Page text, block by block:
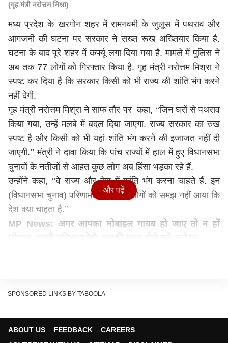
(गृह मंत्री नरोत्तम मिश्रा)
मध्य प्रदेश के खरगोन शहर में रामनवमी के जुलूस में पथराव और
आगजनी की घटना पर सरकार ने सख्त रूख अख्तियार किया है.
घटना के बाद पूरे शहर में कर्फ्यू लगा दिया गया है. मामले में पुलिस ने
अब तक 77 लोगों को गिरफ्तार किया है. गृह मंत्री नरोत्तम मिश्रा ने
स्पष्ट कर दिया है कि सरकार किसी को भी राज्य की शांति भंग करने
नहीं देगी.
गृह मंत्री नरोत्तम मिश्रा ने साफ तौर पर कहा, ‘‘जिन घरों से पथराव
किया गया, उन्हें मलबे में बदल दिया जाएगा. राज्य सरकार का रुख
स्पष्ट है और किसी को भी यहां शांति भंग करने की इजाजत नहीं दी
जाएगी.’’ मंत्री ने दावा किया कि पांच राज्यों में हाल में हुए विधानसभा
चुनावों के नतीजों से आहत कुछ लोग अब हिंसा भड़का रहे हैं.
उन्होंने कहा, ‘‘वे राज्य और देश में शांति भंग करना चाहते हैं. इन
(विधानसभा चुनाव) परिणामों से भी, ऐसे लोगों को समझ नहीं आया कि
देश क्या चाहता है.’’
MP News: अगर आपका मोबाइल गायब हो जाए तो न हों
नरोत्तम मिश्रा प्रदेश सरकार के प्रवक्ता भी हैं. उन्होंने कहा,
और पढ़ें
SPONSORED LINKS BY TABOOLA
ABOUT US FEEDBACK
CAREERS